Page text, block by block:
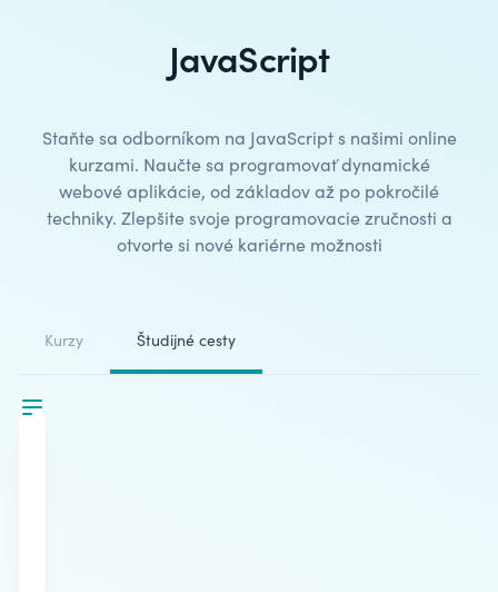
JavaScript
Staňte sa odborníkom na JavaScript s našimi online
kurzami. Naučte sa programovaťdynamické
webové aplikácie, od základov až po pokročilé
techniky. Zlepšite svoje programovacie zručnosti a
otvorte si nové kariérne možnosti
Kurzy Študijné cesty